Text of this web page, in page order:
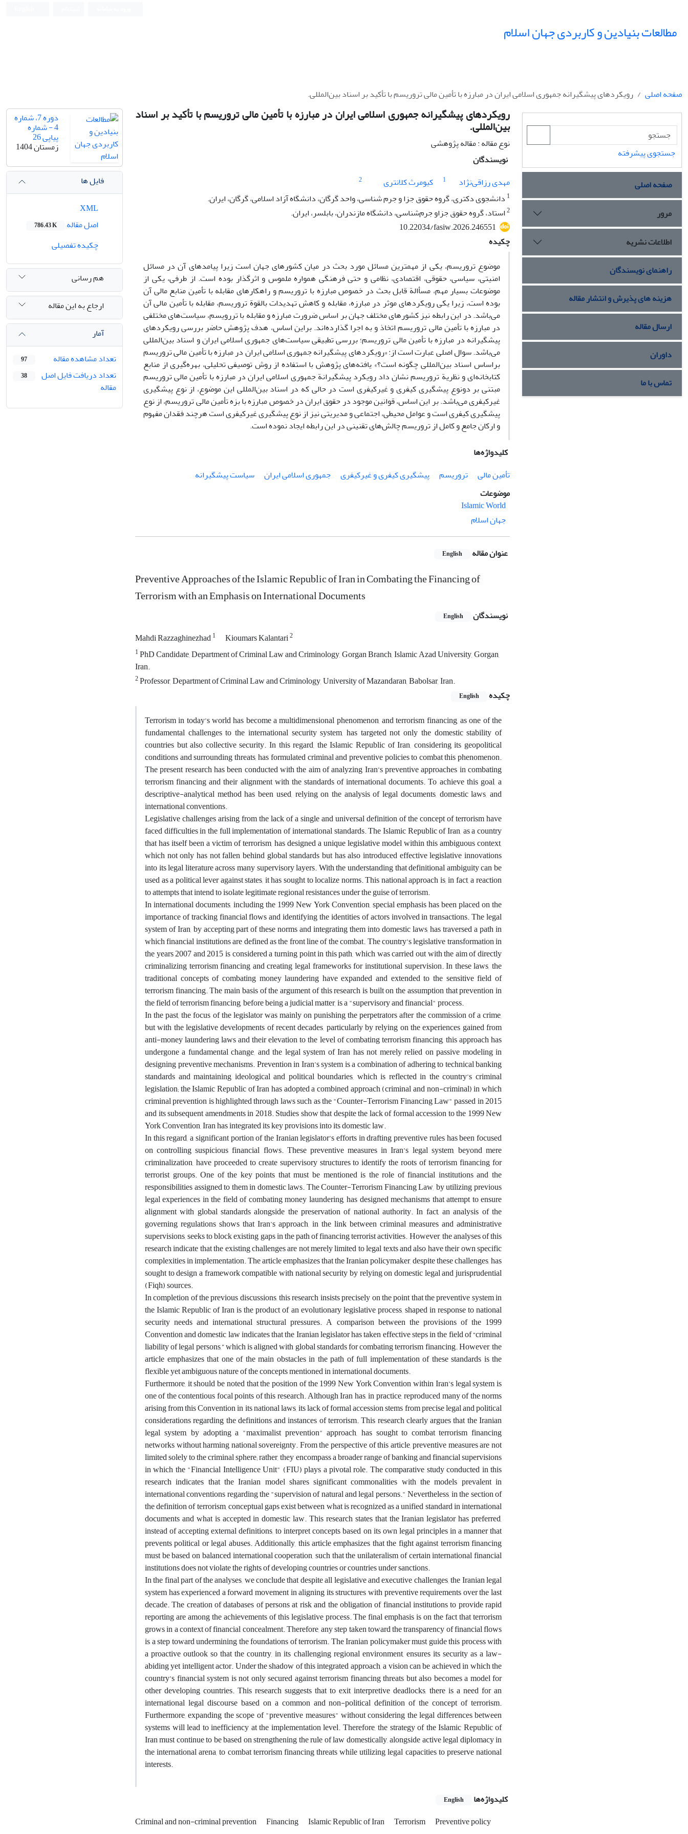
مطالعات بنیادین و کاربردی جهان اسلام
صفحه اصلی رویکردهای پیشگیرانه جمهوری اسلامی ایران در مبارزه با تأمین مالی تروریسم با تأکید بر اسناد بین‌المللی.
رویکردهای پیشگیرانه جمهوری اسلامی ایران در مبارزه با تأمین مالی تروریسم با تأکید بر اسناد
بین‌المللی.
نوع مقاله : مقاله پژوهشی
نویسندگان
مهدی رزاقی‌نژاد
1 کیومرث کلانتری
2
1 دانشجوی دکتری، گروه حقوق جزا و جرم شناسی، واحد گرگان، دانشگاه آزاد اسلامی، گرگان، ایران.
2استاد، گروه حقوق جزاو جرم‌شناسی، دانشگاه مازندران، بابلسر، ایران.
10.22034/fasiw.2026.246551
چکیده
موضوع تروریسم، یکی از مهمترین مسائل مورد بحث در میان کشورهای جهان است زیرا پیامدهای آن در مسائل
امنیتی، سیاسی، حقوقی، اقتصادی، نظامی و حتی فرهنگی همواره ملموس و اثرگذار بوده است. از طرفی، یکی از
موضوعات بسیار مهم، مسأالة قابل بحث در خصوص مبارزه با تروریسم و راهکارهای مقابله با تأمین منابع مالی آن
بوده است، زیرا یکی رویکردهای موثر در مبارزه، مقابله و کاهش تهدیدات بالقوة تروریسم، مقابله با تأمین مالی آن
می‌باشد. در این رابطه نیز کشورهای مختلف جهان بر اساس ضرورت مبارزه و مقابله با تررویسم، سیاست‌های مختلفی
در مبارزه با تأمین مالی تروریسم اتخاذ و به اجرا گذارده‌اند. براین اساس، هدف پژوهش حاضر بررسی رویکردهای
پیشگیرانه در مبارزه با تأمین مالی تروریسم؛ بررسی تطبیقی سیاست‌های جمهوری اسلامی ایران و اسناد بین‌المللی
می‌باشد. سوال اصلی عبارت است از: «رویکردهای پیشگیرانه جمهوری اسلامی ایران در مبارزه با تأمین مالی تروریسم
براساس اسناد بین‌المللی چگونه است؟» یافته‌های پژوهش با استفاده از روش توصیفی تحلیلی، بهره‌گیری از منابع
کتابخانه‌ای و نظریة تروریسم نشان داد رویکرد پیشگیرانة جمهوری اسلامی ایران در مبارزه با تأمین مالی تروریسم
مبتنی بر دونوع پیشگیری کیفری و غیرکیفری است در حالی که در اسناد بین‌المللی این موضوع، از نوع پیشگیری
غیرکیفری می‌باشد. بر این اساس، قوانین موجود در حقوق ایران در خصوص مبارزه با بزه تأمین مالی تروریسم، از نوع
پیشگیری کیفری است و عوامل محیطی، اجتماعی و مدیریتی نیز از نوع پیشگیری غیرکیفری است هرچند فقدان مفهوم
و ارکان جامع و کامل از تروریسم چالش‌های تقنینی در این رابطه ایجاد نموده است.
کلیدواژه‌ها
تأمین مالی
تروریسم پیشگیری کیفری و غیرکیفری جمهوری اسلامی ایران
سیاست پیشگیرانه
موضوعات
Islamic World
جهان اسلام
عنوان مقاله English
Preventive Approaches of the Islamic Republic of Iran in Combating the Financing of
Terrorism with an Emphasis on International Documents
نویسندگان English
Mahdi Razzaghinezhad1 Kioumars Kalantari2
1PhD Candidate, Department of Criminal Law and Criminology, Gorgan Branch, Islamic Azad University, Gorgan,
Iran.
2Professor, Department of Criminal Law and Criminology, University of Mazandaran, Babolsar, Iran.
چکیده
English
Terrorism in today’s world has become a multidimensional phenomenon, and terrorism financing, as one of the
fundamental challenges to the international security system, has targeted not only the domestic stability of
countries but also collective security. In this regard, the Islamic Republic of Iran, considering its geopolitical
conditions and surrounding threats, has formulated criminal and preventive policies to combat this phenomenon.
The present research has been conducted with the aim of analyzing Iran’s preventive approaches in combating
terrorism financing and their alignment with the standards of international documents. To achieve this goal, a
descriptive-analytical method has been used, relying on the analysis of legal documents, domestic laws, and
international conventions.
Legislative challenges arising from the lack of a single and universal definition of the concept of terrorism have
faced difficulties in the full implementation of international standards. The Islamic Republic of Iran, as a country
that has itself been a victim of terrorism, has designed a unique legislative model within this ambiguous context,
which not only has not fallen behind global standards but has also introduced effective legislative innovations
into its legal literature across many supervisory layers. With the understanding that definitional ambiguity can be
used as a political lever against states, it has sought to localize norms. This national approach is, in fact, a reaction
to attempts that intend to isolate legitimate regional resistances under the guise of terrorism.
In international documents, including the 1999 New York Convention, special emphasis has been placed on the
importance of tracking financial flows and identifying the identities of actors involved in transactions. The legal
system of Iran, by accepting part of these norms and integrating them into domestic laws, has traversed a path in
which financial institutions are defined as the front line of the combat. The country’s legislative transformation in
the years 2007 and 2015 is considered a turning point in this path, which was carried out with the aim of directly
criminalizing terrorism financing and creating legal frameworks for institutional supervision. In these laws, the
traditional concepts of combating money laundering have expanded and extended to the sensitive field of
terrorism financing. The main basis of the argument of this research is built on the assumption that prevention in
the field of terrorism financing, before being a judicial matter, is a "supervisory and financial" process.
In the past, the focus of the legislator was mainly on punishing the perpetrators after the commission of a crime,
but with the legislative developments of recent decades, particularly by relying on the experiences gained from
anti-money laundering laws and their elevation to the level of combating terrorism financing, this approach has
undergone a fundamental change, and the legal system of Iran has not merely relied on passive modeling in
designing preventive mechanisms. Prevention in Iran’s system is a combination of adhering to technical banking
standards and maintaining ideological and political boundaries, which is reflected in the country’s criminal
legislation; the Islamic Republic of Iran has adopted a combined approach (criminal and non-criminal) in which
criminal prevention is highlighted through laws such as the "Counter-Terrorism Financing Law" passed in 2015
and its subsequent amendments in 2018. Studies show that despite the lack of formal accession to the 1999 New
York Convention, Iran has integrated its key provisions into its domestic law.
In this regard, a significant portion of the Iranian legislator’s efforts in drafting preventive rules has been focused
on controlling suspicious financial flows. These preventive measures in Iran’s legal system, beyond mere
criminalization, have proceeded to create supervisory structures to identify the roots of terrorism financing for
terrorist groups. One of the key points that must be mentioned is the role of financial institutions and the
responsibilities assigned to them in domestic laws. The Counter-Terrorism Financing Law, by utilizing previous
legal experiences in the field of combating money laundering, has designed mechanisms that attempt to ensure
alignment with global standards alongside the preservation of national authority. In fact, an analysis of the
governing regulations shows that Iran’s approach, in the link between criminal measures and administrative
supervisions, seeks to block existing gaps in the path of financing terrorist activities. However, the analyses of this
research indicate that the existing challenges are not merely limited to legal texts and also have their own specific
complexities in implementation. The article emphasizes that the Iranian policymaker, despite these challenges, has
sought to design a framework compatible with national security by relying on domestic legal and jurisprudential
(Fiqh) sources.
In completion of the previous discussions, this research insists precisely on the point that the preventive system in
the Islamic Republic of Iran is the product of an evolutionary legislative process, shaped in response to national
security needs and international structural pressures. A comparison between the provisions of the 1999
Convention and domestic law indicates that the Iranian legislator has taken effective steps in the field of “criminal
liability of legal persons,” which is aligned with global standards for combating terrorism financing. However, the
article emphasizes that one of the main obstacles in the path of full implementation of these standards is the
flexible yet ambiguous nature of the concepts mentioned in international documents.
Furthermore, it should be noted that the position of the 1999 New York Convention within Iran’s legal system is
one of the contentious focal points of this research. Although Iran has, in practice, reproduced many of the norms
arising from this Convention in its national laws, its lack of formal accession stems from precise legal and political
considerations regarding the definitions and instances of terrorism. This research clearly argues that the Iranian
legal system, by adopting a "maximalist prevention" approach, has sought to combat terrorism financing
networks without harming national sovereignty. From the perspective of this article, preventive measures are not
limited solely to the criminal sphere; rather, they encompass a broader range of banking and financial supervisions
in which the "Financial Intelligence Unit" (FIU) plays a pivotal role. The comparative study conducted in this
research indicates that the Iranian model shares significant commonalities with the models prevalent in
international conventions regarding the "supervision of natural and legal persons." Nevertheless, in the section of
the definition of terrorism, conceptual gaps exist between what is recognized as a unified standard in international
documents and what is accepted in domestic law. This research states that the Iranian legislator has preferred,
instead of accepting external definitions, to interpret concepts based on its own legal principles in a manner that
prevents political or legal abuses. Additionally, this article emphasizes that the fight against terrorism financing
must be based on balanced international cooperation, such that the unilateralism of certain international financial
institutions does not violate the rights of developing countries or countries under sanctions.
In the final part of the analyses, we conclude that despite all legislative and executive challenges, the Iranian legal
system has experienced a forward movement in aligning its structures with preventive requirements over the last
decade. The creation of databases of persons at risk and the obligation of financial institutions to provide rapid
reporting are among the achievements of this legislative process. The final emphasis is on the fact that terrorism
grows in a context of financial concealment. Therefore, any step taken toward the transparency of financial flows
is a step toward undermining the foundations of terrorism. The Iranian policymaker must guide this process with
a proactive outlook so that the country, in its challenging regional environment, ensures its security as a law-
abiding yet intelligent actor. Under the shadow of this integrated approach, a vision can be achieved in which the
country’s financial system is not only secured against terrorism financing threats but also becomes a model for
other developing countries. This research suggests that to exit interpretive deadlocks, there is a need for an
international legal discourse based on a common and non-political definition of the concept of terrorism.
Furthermore, expanding the scope of "preventive measures" without considering the legal differences between
systems will lead to inefficiency at the implementation level. Therefore, the strategy of the Islamic Republic of
Iran must continue to be based on strengthening the rule of law domestically, alongside active legal diplomacy in
the international arena, to combat terrorism financing threats while utilizing legal capacities to preserve national
interests.
کلیدواژه‌ها English
Criminal and non-criminal prevention Financing Islamic Republic of Iran Terrorism
Preventive policy
دوره 7، شماره
4 - شماره
پیاپی 26
زمستان 1404
فایل ها
اصل مقاله
786.43 K
چکیده تفصیلی
هم رسانی
ارجاع به این مقاله
آمار
تعداد مشاهده مقاله
97
تعداد دریافت فایل اصل
مقاله
38
جستجوی پیشرفته
صفحه اصلی
مرور
اطلاعات نشریه
راهنمای نویسندگان
هزینه های پذیرش و انتشار مقاله
ارسال مقاله
داوران
تماس با ما